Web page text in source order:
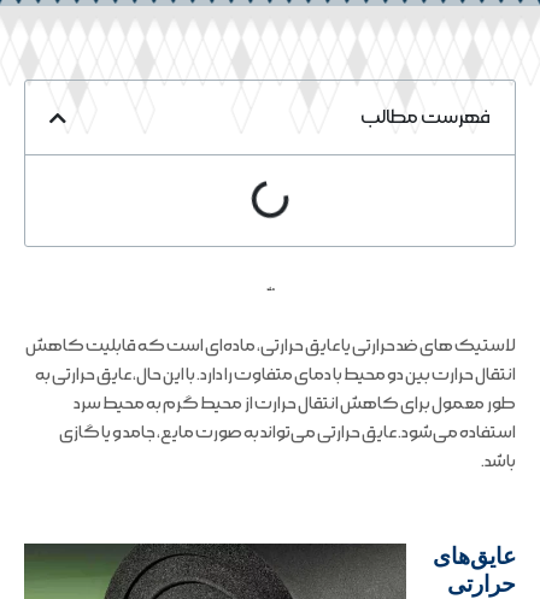
فهرست مطالب
ملند
لاستیک های ضد حرارتی یا عایق حرارتی، ماده‌ای است که قابلیت کاهش
انتقال حرارت بین دو محیط با دمای متفاوت را دارد. با این حال، عایق حرارتی به
طور معمول برای کاهش انتقال حرارت از محیط گرم به محیط سرد
استفاده می‌شود. عایق حرارتی می‌تواند به صورت مایع، جامد و یا گازی
باشد.
عایق‌های
حرارتی